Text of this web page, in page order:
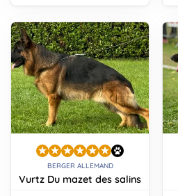
BERGER ALLEMAND
Vurtz Du mazet des salins